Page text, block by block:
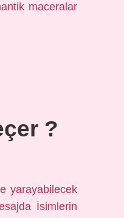
maceralar
?
yarayabilecek
İsimlerin